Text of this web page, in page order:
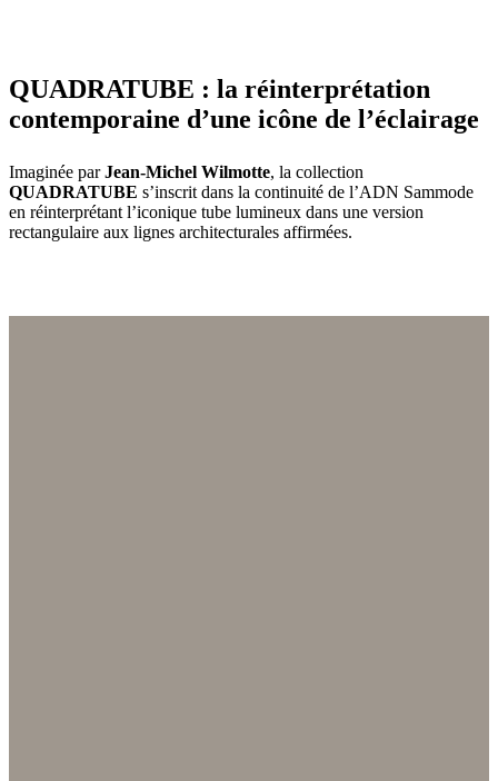
QUADRATUBE : la réinterprétation
contemporaine d’une icône de l’éclairage
Imaginée parJean-Michel Wilmotte, la collection
QUADRATUBE s’inscrit dans la continuité de l’ADN Sammode
en réinterprétant l’iconique tube lumineux dans une version
rectangulaire aux lignes architecturales affirmées.